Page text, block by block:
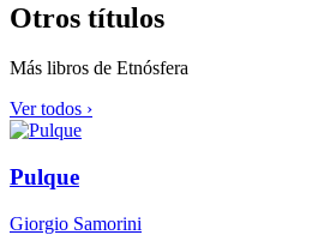
Otros títulos
Más libros de Etnósfera
Ver todos ›
Pulque
Giorgio Samorini